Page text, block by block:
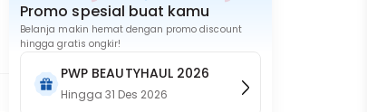
Promo spesial buat kamu
Belanja makin hemat dengan promo discount
hingga gratis ongkir!
PWP BEAUTYHAUL 2026
Hingga31 Des 2026